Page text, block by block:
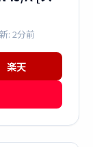
: 2分前
楽天